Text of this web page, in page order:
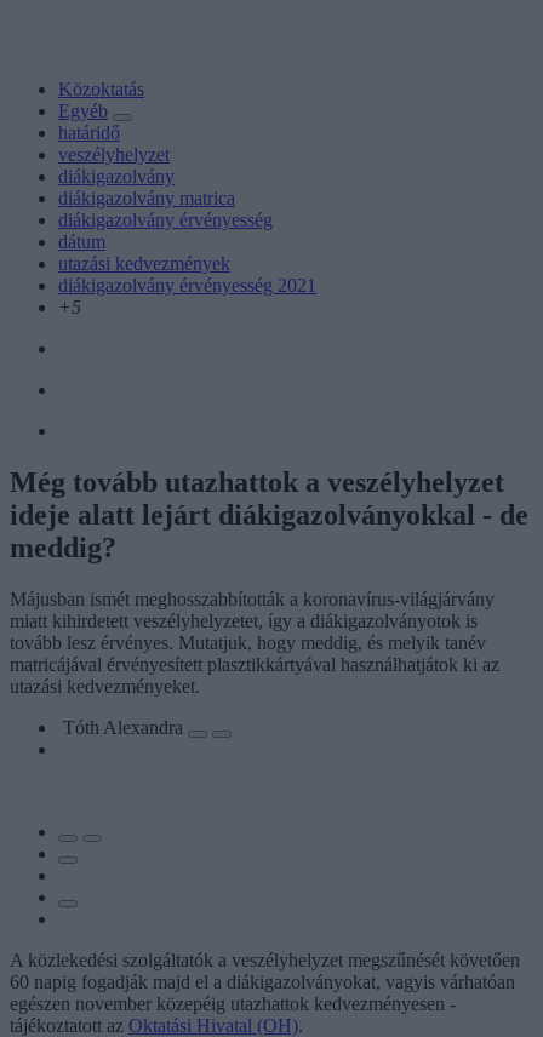
Közoktatás
Egyéb
határidő
veszélyhelyzet
diákigazolvány
diákigazolvány matrica
diákigazolvány érvényesség
dátum
utazási kedvezmények
diákigazolvány érvényesség 2021
+5
Még tovább utazhattok a veszélyhelyzet
ideje alatt lejárt diákigazolványokkal - de
meddig?
Májusban ismét meghosszabbították a koronavírus-világjárvány
miatt kihirdetett veszélyhelyzetet, így a diákigazolványotok is
tovább lesz érvényes. Mutatjuk, hogy meddig, és melyik tanév
matricájával érvényesített plasztikkártyával használhatjátok ki az
utazási kedvezményeket.
Tóth Alexandra
A közlekedési szolgáltatók a veszélyhelyzet megszűnését követően
60 napig fogadják majd el a diákigazolványokat, vagyis várhatóan
egészen november közepéig utazhattok kedvezményesen -
tájékoztatott az Oktatási Hivatal (OH).